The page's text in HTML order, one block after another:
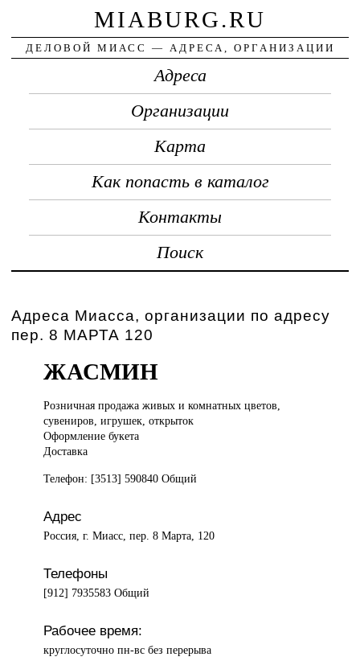
MIABURG.RU
ДЕЛОВОЙ МИАСС — АДРЕСА, ОРГАНИЗАЦИИ
Адреса
Организации
Карта
Как попасть в каталог
Контакты
Поиск
Адреса Миасса, организации по адресу
пер. 8 МАРТА 120
ЖАСМИН
Розничная продажаживых и комнатных цветов,
сувениров, игрушек, открыток
Оформление букета
Доставка
Телефон: [3513] 590840 Общий
Адрес
Россия, г. Миасс, пер. 8 Марта, 120
Телефоны
[912] 7935583 Общий
Рабочее время:
круглосуточно пн-вс без перерыва